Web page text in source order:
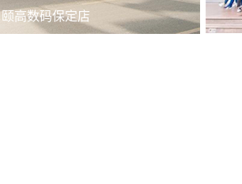
颐高数码保定店